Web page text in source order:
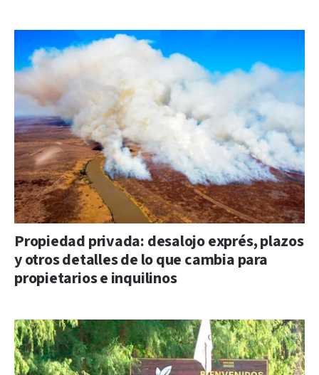
Propiedad privada: desalojo exprés, plazos
y otros detalles de lo que cambia para
propietarios e inquilinos